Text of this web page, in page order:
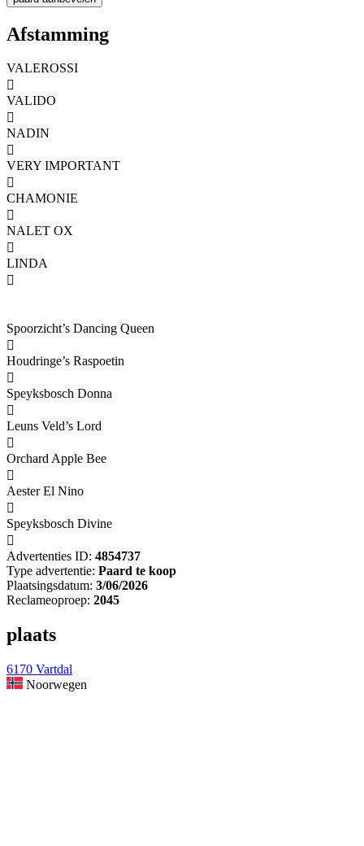
Afstamming
VALEROSSI

VALIDO

NADIN

VERY IMPORTANT

CHAMONIE

NALET OX

LINDA

Spoorzicht’s Dancing Queen

Houdringe’s Raspoetin

Speyksbosch Donna

Leuns Veld’s Lord

Orchard Apple Bee

Aester El Nino

Speyksbosch Divine

Advertenties ID: 4854737
Type advertentie: Paard te koop
Plaatsingsdatum: 3/06/2026
Reclameoproep: 2045
plaats
6170 Vartdal
Noorwegen